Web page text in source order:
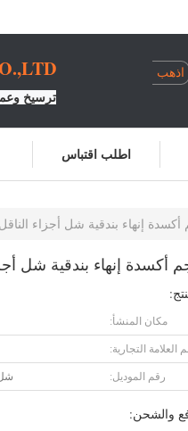
ترسيخ
اطلب اقتباس
مكان المنشأ:
العلامة التجارية:
رقم الموديل: شل
والشحن: